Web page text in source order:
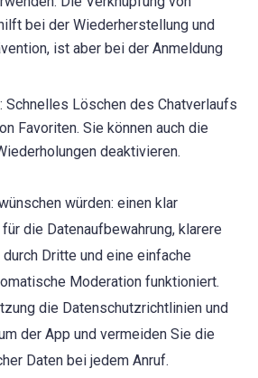
bei der Wiederherstellung und
ist aber bei der Anmeldung
Schnelles Löschen des Chatverlaufs
Favoriten. Sie können auch die
deaktivieren.
würden: einen klar
die Datenaufbewahrung, klarere
Dritte und eine einfache
Moderation funktioniert.
die Datenschutzrichtlinien und
der App und vermeiden Sie die
Daten bei jedem Anruf.